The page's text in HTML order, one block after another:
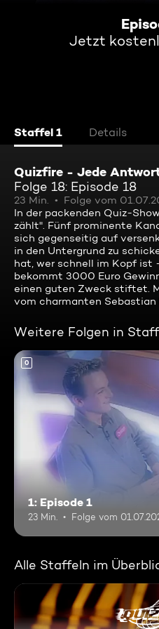
Jetzt
Staffel 1 Details
Quizfire - Jede
Folge 18: Episode 18
23 Min.
Folge vom
In der packenden Quiz-
zählt". Fünf prominente
sich gegenseitig auf
in den Untergrund zu
hat, wer schnell im Kopf ist
bekommt 3000 Euro
einen guten Zweck stiftet.
vom charmanten Sebastian
Weitere Folgen in
0
1: Episode 1
23 Min. Folge vom
Alle Staffeln im